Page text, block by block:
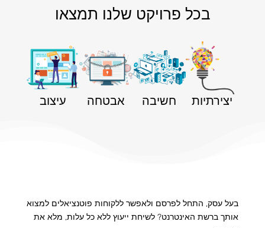
בכל פרויקט שלנו תמצאו
יצירתיות חשיבה אבטחה עיצוב
בעל עסק, התחל לפרסם ולאפשר ללקוחות פוטנציאלים למצוא
אותך ברשת האינטרנט? לשיחת ייעוץ ללא כל עלות, מלא את